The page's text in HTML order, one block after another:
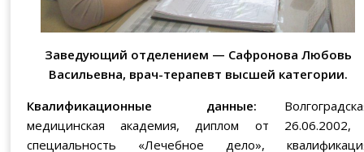
Заведующий отделением — Сафронова Любовь
Васильевна, врач-терапевт высшей категории.
Квалификационные данные:
медицинская академия, диплом от
специальность «Лечебное дело»,